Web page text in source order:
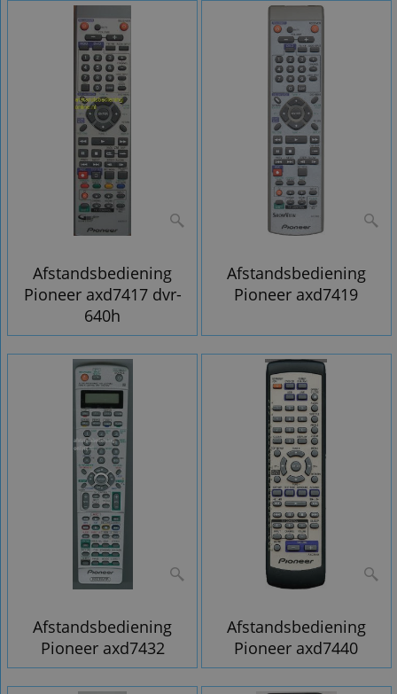
Afstandsbediening
Pioneer axd7417 dvr-
640h
Afstandsbediening
Pioneer axd7419
Afstandsbediening
Pioneer axd7432
Afstandsbediening
Pioneer axd7440